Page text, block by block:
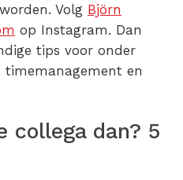
Volg Björn
op Instagram. Dan
tips voor onder
timemanagement en
collega dan? 5